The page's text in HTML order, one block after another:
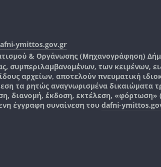
ymittos.gov.gr
& Οργάνωσης (Μηχανογράφηση)
συμπεριλαμβανομένων, των
αρχείων, αποτελούν πνευματική
τα ρητώς αναγνωρισμένα δικαιώματα
διανομή, έκδοση, εκτέλεση,
έγγραφη συναίνεση του dafni-